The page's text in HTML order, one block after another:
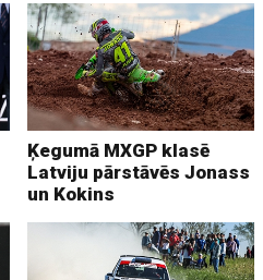
Ķegumā MXGP klasē
Latviju pārstāvēs Jonass
un Kokins